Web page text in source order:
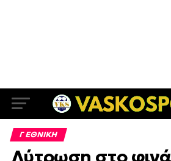
Γ ΕΘΝΙΚΗ